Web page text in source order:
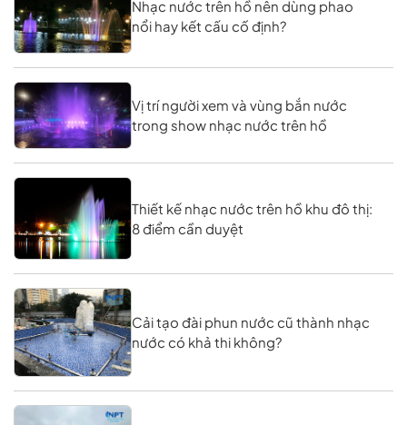
Nhạc nước trên hồ nên dùng phao
nổi hay kết cấu cố định?
Vị trí người xem và vùng bắn nước
trong show nhạc nước trên hồ
Thiết kế nhạc nước trên hồ khu đô thị:
8 điểm cần duyệt
Cải tạo đài phun nước cũ thành nhạc
nước có khả thi không?